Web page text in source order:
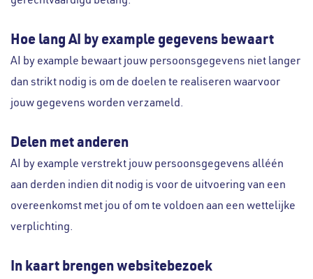
Hoe lang AI by example gegevens bewaart
AI by example bewaart jouw persoonsgegevens niet langer
dan strikt nodig is om de doelen te realiseren waarvoor
jouw gegevens worden verzameld.
Delen met anderen
AI by example verstrekt jouw persoonsgegevens alléén
aan derden indien dit nodig is voor de uitvoering van een
overeenkomst met jou of om te voldoen aan een wettelijke
verplichting.
In kaart brengen websitebezoek